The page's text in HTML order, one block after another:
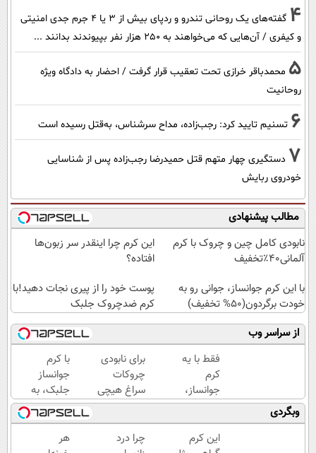
4
گفته‌های یک روحانی تندرو و ردپای بیش از ۳ یا ۴ جرم جدی امنیتی
و کیفری / آن‌هایی که می‌خواهند به ۲۵۰ هزار نفر بپیوندند بدانند ...
5 محمدباقر خرازی تحت تعقیب قرار گرفت / احضار به دادگاه ویژه
روحانیت
6 تسنیم تایید کرد: رجب‌زاده، مداح سرشناس، به‌قتل رسیده است
7 دستگیری چهار متهم قتل حمیدرضا رجب‌زاده پس از شناسایی
خودروی ربایش
مطالب پیشنهادی
نابودی کامل چین و چروک با کرم
آلمانی۴۰٪تخفیف
این کرم چرا اینقدر سر زبون‌ها
افتاده؟
با این کرم جوانساز، جوانی رو به
خودت برگردون(50% تخفیف)
پوست خود را از پیری نجات دهید!با
کرم ضدچروک جلبک
از سراسر وب
فقط با یه
کرم
جوانساز،
پیری رو از
خودت دور
کن(تخفیف50%)
برای نابودی
چروکات
سراغ هیچی
جز جوانساز
جلبک
نرو(تخفیف40%)
با کرم
جوانساز
جلبک، به
پوستت،
انرژی
دوباره
وبگردی
این کرم
چرا درد
هر